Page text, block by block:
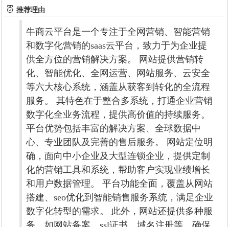
推荐理由
牛商云平台是一个专注于全网营销、智能营销
和数字化营销的saas云平台，致力于为企业提
供全方位的营销解决方案。 网站提供营销转
化、智能优化、全网运营、网站服务、云安全
等六大核心系统，涵盖从获客到转化的全流程
服务。 其特色在于整合多系统，打通企业营销
数字化全业务流程，提供高价值的持续服务。
平台优势包括丰富的解决方案、全球数据中
心、专业团队及完善的售后服务。 网站定位明
确，面向中小企业及大型连锁企业，提供定制
化的营销工具和系统，帮助客户实现业绩增长
和用户数据管理。 平台功能全面，覆盖从网站
搭建、seo优化到智能销售服务系统，满足企业
数字化转型的需求。 此外，网站还提供多种服
务，如网站备案、ssl证书、域名注册等，确保